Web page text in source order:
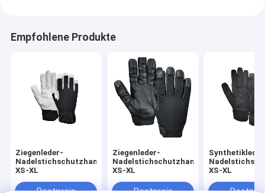
Empfohlene Produkte
Ziegenleder-
Nadelstichschutzhandschuhe
XS-XL
Ziegenleder-
Nadelstichschutzhandschuhe
XS-XL
XS-XL